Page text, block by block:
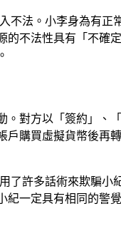
法。小李身為有
不法性具有「不確
對方以「簽約」
購買虛擬貨幣後再
許多話術來欺騙
一定具有相同的警